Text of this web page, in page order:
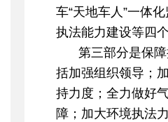
车“天地车人”一体
执法能力建设等四个
第三部分是保
括加强组织领导；
持力度；全力做好
障；加大环境执法